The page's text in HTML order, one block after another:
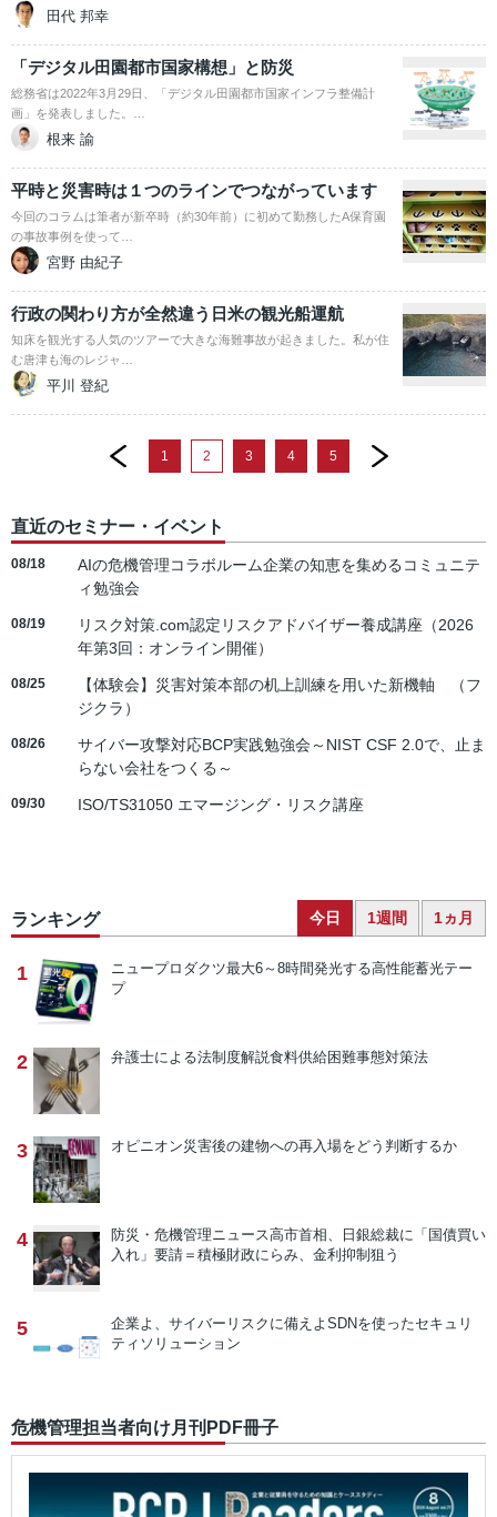
田代 邦幸
「デジタル田園都市国家構想」と防災
総務省は2022年3月29日、「デジタル田園都市国家インフラ整備計
画」を発表しました。…
根来 諭
平時と災害時は１つのラインでつながっています
今回のコラムは筆者が新卒時（約30年前）に初めて勤務したA保育園
の事故事例を使って…
宮野 由紀子
行政の関わり方が全然違う日米の観光船運航
知床を観光する人気のツアーで大きな海難事故が起きました。私が住
む唐津も海のレジャ…
平川 登紀
prev
1 2 3 4 5
next
直近のセミナー・イベント
08/18
AIの危機管理コラボルーム企業の知恵を集めるコミュニテ
ィ勉強会
08/19
リスク対策.com認定リスクアドバイザー養成講座（2026
年第3回：オンライン開催）
08/25
【体験会】災害対策本部の机上訓練を用いた新機軸 （フ
ジクラ）
08/26
サイバー攻撃対応BCP実践勉強会～NIST CSF 2.0で、止ま
らない会社をつくる～
09/30 ISO/TS31050 エマージング・リスク講座
ランキング 今日 1週間 1ヵ月
1 ニュープロダクツ最大6～8時間発光する高性能蓄光テー
プ
2 弁護士による法制度解説食料供給困難事態対策法
3 オピニオン災害後の建物への再入場をどう判断するか
4 防災・危機管理ニュース高市首相、日銀総裁に「国債買い
入れ」要請＝積極財政にらみ、金利抑制狙う
5 企業よ、サイバーリスクに備えよ SDNを使ったセキュリ
ティソリューション
危機管理担当者向け月刊PDF冊子